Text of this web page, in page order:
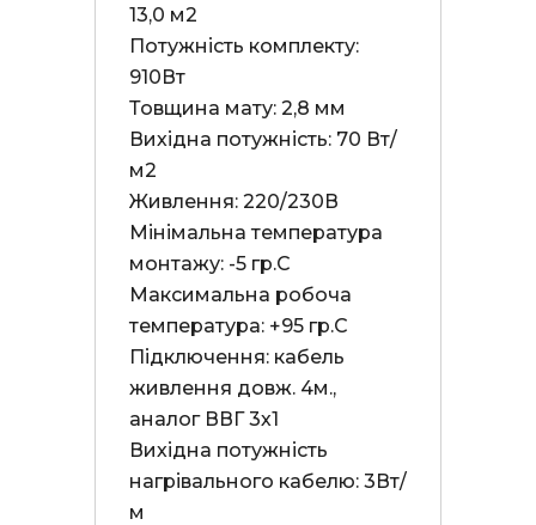
13,0 м2
Потужність комплекту:
910Вт
Товщина мату: 2,8 мм
Вихідна потужність: 70 Вт/
м2
Живлення: 220/230В
Мінімальна температура
монтажу: -5 гр.С
Максимальна робоча
температура: +95 гр.С
Підключення: кабель
живлення довж. 4м.,
аналог ВВГ 3х1
Вихідна потужність
нагрівального кабелю: 3Вт/
м